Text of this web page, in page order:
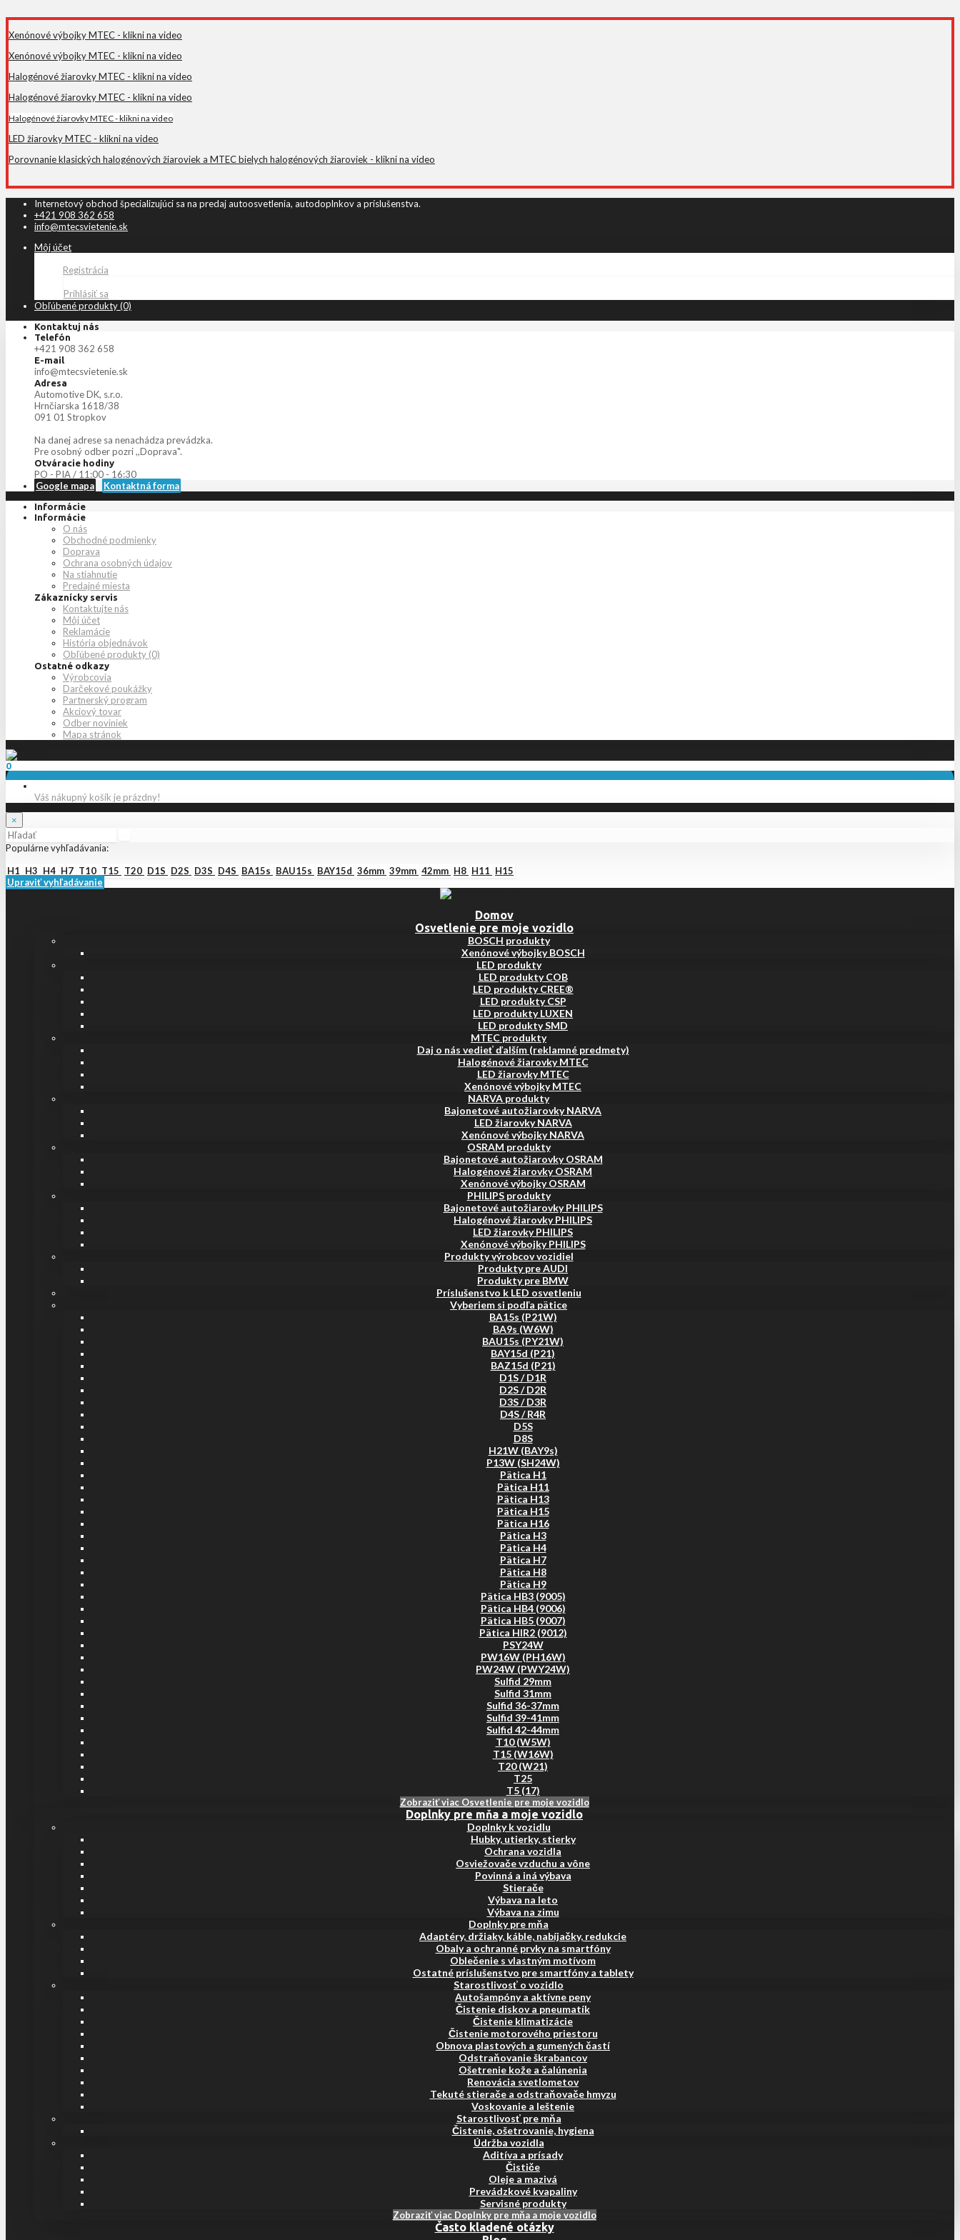
Xenónové výbojky MTEC - klikni na video
Xenónové výbojky MTEC - klikni na video
Halogénové žiarovky MTEC - klikni na video
Halogénové žiarovky MTEC - klikni na video
Halogénové žiarovky MTEC - klikni na video
LED žiarovky MTEC - klikni na video
Porovnanie klasických halogénových žiaroviek a MTEC bielych halogénových žiaroviek - klikni na video
Internetový obchod špecializujúci sa na predaj autoosvetlenia, autodoplnkov a príslušenstva.
+421 908 362 658
info@mtecsvietenie.sk
Môj účet
Registrácia
Prihlásiť sa
Obľúbené produkty (0)
Kontaktuj nás
Telefón
+421 908 362 658
E-mail
info@mtecsvietenie.sk
Adresa
Automotive DK, s.r.o.
Hrnčiarska 1618/38
091 01 Stropkov
Na danej adrese sa nenachádza prevádzka.
Pre osobný odber pozri ,,Doprava".
Otváracie hodiny
PO - PIA / 11:00 - 16:30
Google mapa
Kontaktná forma
Informácie
Informácie
O nás
Obchodné podmienky
Doprava
Ochrana osobných údajov
Na stiahnutie
Predajné miesta
Zákaznícky servis
Kontaktujte nás
Môj účet
Reklamácie
História objednávok
Obľúbené produkty (0)
Ostatné odkazy
Výrobcovia
Darčekové poukážky
Partnerský program
Akciový tovar
Odber noviniek
Mapa stránok
0
Váš nákupný košík je prázdny!
×
Populárne vyhľadávania:
H1 H3 H4 H7 T10 T15 T20 D1S D2S D3S D4S BA15s BAU15s BAY15d 36mm 39mm 42mm H8 H11 H15
Upraviť vyhľadávanie
Domov
Osvetlenie pre moje vozidlo
BOSCH produkty
Xenónové výbojky BOSCH
LED produkty
LED produkty COB
LED produkty CREE®
LED produkty CSP
LED produkty LUXEN
LED produkty SMD
MTEC produkty
Daj o nás vedieť ďalším (reklamné predmety)
Halogénové žiarovky MTEC
LED žiarovky MTEC
Xenónové výbojky MTEC
NARVA produkty
Bajonetové autožiarovky NARVA
LED žiarovky NARVA
Xenónové výbojky NARVA
OSRAM produkty
Bajonetové autožiarovky OSRAM
Halogénové žiarovky OSRAM
Xenónové výbojky OSRAM
PHILIPS produkty
Bajonetové autožiarovky PHILIPS
Halogénové žiarovky PHILIPS
LED žiarovky PHILIPS
Xenónové výbojky PHILIPS
Produkty výrobcov vozidiel
Produkty pre AUDI
Produkty pre BMW
Príslušenstvo k LED osvetleniu
Vyberiem si podľa pätice
BA15s (P21W)
BA9s (W6W)
BAU15s (PY21W)
BAY15d (P21)
BAZ15d (P21)
D1S / D1R
D2S / D2R
D3S / D3R
D4S / R4R
D5S
D8S
H21W (BAY9s)
P13W (SH24W)
Pätica H1
Pätica H11
Pätica H13
Pätica H15
Pätica H16
Pätica H3
Pätica H4
Pätica H7
Pätica H8
Pätica H9
Pätica HB3 (9005)
Pätica HB4 (9006)
Pätica HB5 (9007)
Pätica HIR2 (9012)
PSY24W
PW16W (PH16W)
PW24W (PWY24W)
Sulfid 29mm
Sulfid 31mm
Sulfid 36-37mm
Sulfid 39-41mm
Sulfid 42-44mm
T10 (W5W)
T15 (W16W)
T20 (W21)
T25
T5 (17)
Zobraziť viac Osvetlenie pre moje vozidlo
Doplnky pre mňa a moje vozidlo
Doplnky k vozidlu
Hubky, utierky, stierky
Ochrana vozidla
Osviežovače vzduchu a vône
Povinná a iná výbava
Stierače
Výbava na leto
Výbava na zimu
Doplnky pre mňa
Adaptéry, držiaky, káble, nabíjačky, redukcie
Obaly a ochranné prvky na smartfóny
Oblečenie s vlastným motívom
Ostatné príslušenstvo pre smartfóny a tablety
Starostlivosť o vozidlo
Autošampóny a aktívne peny
Čistenie diskov a pneumatík
Čistenie klimatizácie
Čistenie motorového priestoru
Obnova plastových a gumených častí
Odstraňovanie škrabancov
Ošetrenie kože a čalúnenia
Renovácia svetlometov
Tekuté stierače a odstraňovače hmyzu
Voskovanie a leštenie
Starostlivosť pre mňa
Čistenie, ošetrovanie, hygiena
Údržba vozidla
Aditíva a prísady
Čističe
Oleje a mazivá
Prevádzkové kvapaliny
Servisné produkty
Zobraziť viac Doplnky pre mňa a moje vozidlo
Často kladené otázky